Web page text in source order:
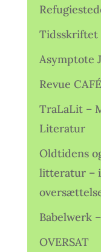
Tidsskriftet
Asymptote
Revue CAFÉ
TraLaLit –
Literatur
Oldtidens
litteratur – i
Babelwerk
OVERSAT